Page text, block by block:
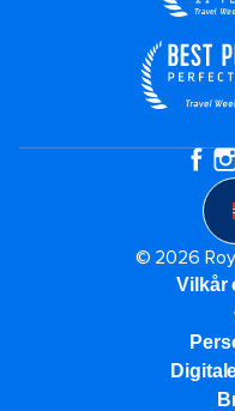
© 2026
Vilkår